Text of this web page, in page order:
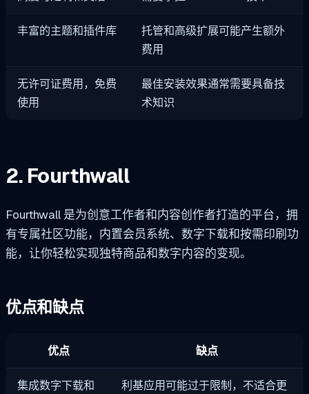
丰富的主题和插件库
托管和高级扩展可能产生额外
费用
无许可证费用，免费
使用
最佳安装效果通常需要具备技
术知识
2. Fourthwall
Fourthwall 是为创意工作者和内容创作者打造的平台，拥
有专属社区功能，内置会员系统、数字下载和按需印刷功
能，让你轻松实现独特商品和数字内容的变现。
优点和缺点
优点 缺点
集成数字下载和
利基应用可能过于限制，不适合更